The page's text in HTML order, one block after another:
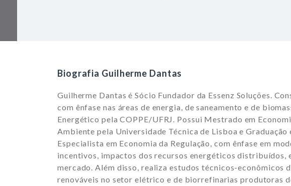
Biografia Guilherme Dantas
Guilherme Dantas é Sócio Fundador da Essenz Soluções.
com ênfase nas áreas de energia, de saneamento e de
Energético pela COPPE/UFRJ. Possui Mestrado em
Ambiente pela Universidade Técnica de Lisboa e Graduação
Especialista em Economia da Regulação, com ênfase em
incentivos, impactos dos recursos energéticos
mercado. Além disso, realiza estudos técnicos-econômicos
renováveis no setor elétrico e de biorrefinarias produtoras